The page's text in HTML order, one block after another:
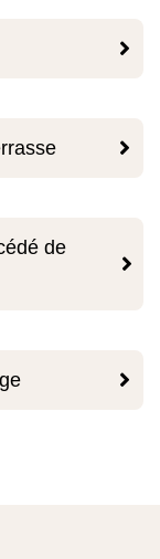



de
